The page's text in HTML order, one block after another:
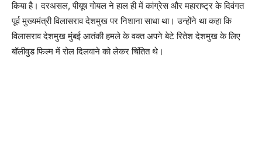
किया है। दरअसल, पीयूष गोयल ने हाल ही में कांग्रेस और महाराष्ट्र के दिवंगत
पूर्व मुख्यमंत्री विलासराव देशमुख पर निशाना साधा था। उन्‍होंने था कहा कि
विलासराव देशमुख मुंबई आतंकी हमले के वक्त अपने बेटे रितेश देशमुख के लिए
बॉलीवुड फिल्म में रोल दिलवाने को लेकर चिंतित थे।